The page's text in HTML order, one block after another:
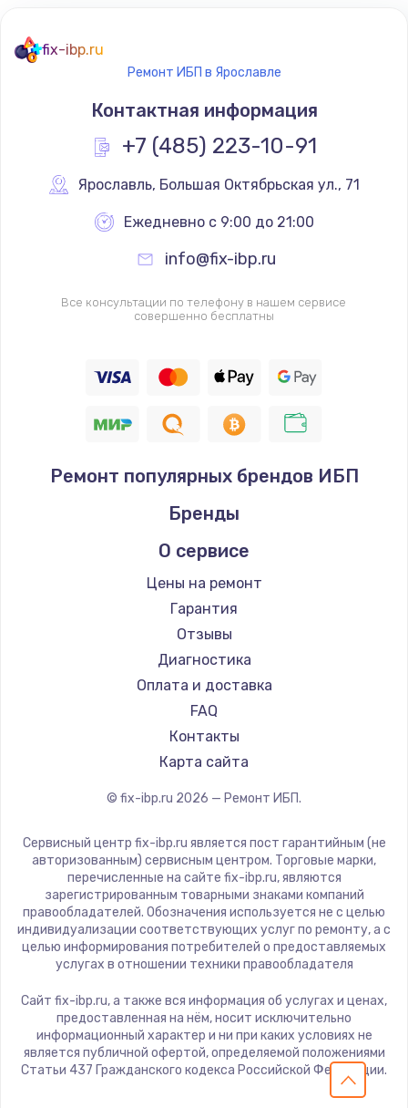
fix-ibp.ru
Ремонт ИБП в Ярославле
Контактная информация
+7 (485) 223-10-91
Ярославль, Большая Октябрьская ул., 71
Ежедневно с 9:00 до 21:00
info@fix-ibp.ru
Все консультации по телефону в нашем сервисе
совершенно бесплатны
Ремонт популярных брендов ИБП
Бренды
О сервисе
Цены на ремонт
Гарантия
Отзывы
Диагностика
Оплата и доставка
FAQ
Контакты
Карта сайта
© fix-ibp.ru 2026 — Ремонт ИБП.
Сервисный центр fix-ibp.ru является пост гарантийным (не
авторизованным) сервисным центром. Торговые марки,
перечисленные на сайте fix-ibp.ru, являются
зарегистрированным товарными знаками компаний
правообладателей. Обозначения используется не с целью
индивидуализации соответствующих услуг по ремонту, а с
целью информирования потребителей о предоставляемых
услугах в отношении техники правообладателя
Сайт fix-ibp.ru, а также вся информация об услугах и ценах,
предоставленная на нём, носит исключительно
информационный характер и ни при каких условиях не
является публичной офертой, определяемой положениями
Статьи 437 Гражданского кодекса Российской Федерации.